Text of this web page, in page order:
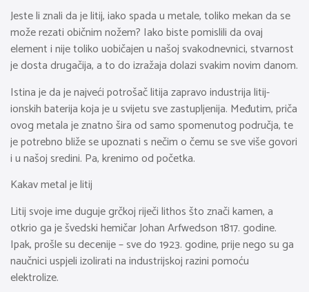
Jeste li znali da je litij, iako spada u metale, toliko mekan da se
može rezati običnim nožem? Iako biste pomislili da ovaj
element i nije toliko uobičajen u našoj svakodnevnici, stvarnost
je dosta drugačija, a to do izražaja dolazi svakim novim danom.
Istina je da je najveći potrošač litija zapravo industrija litij-
ionskih baterija koja je u svijetu sve zastupljenija. Međutim, priča
ovog metala je znatno šira od samo spomenutog područja, te
je potrebno bliže se upoznati s nečim o čemu se sve više govori
i u našoj sredini. Pa, krenimo od početka.
Kakav metal je litij
Litij svoje ime duguje grčkoj riječi lithos što znači kamen, a
otkrio ga je švedski hemičar Johan Arfwedson 1817. godine.
Ipak, prošle su decenije – sve do 1923. godine, prije nego su ga
naučnici uspjeli izolirati na industrijskoj razini pomoću
elektrolize.